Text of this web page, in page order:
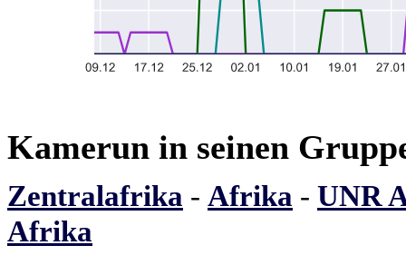
Kamerun in seinen
Zentralafrika - Afrika - UNR
Afrika